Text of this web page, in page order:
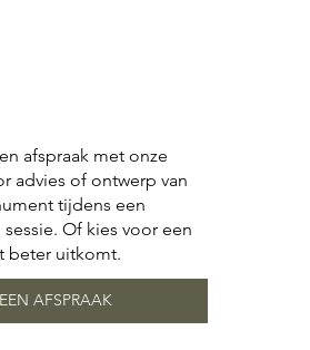
afspraak met onze
advies of ontwerp van
tijdens een
Of kies voor een
beter uitkomt.
AFSPRAAK